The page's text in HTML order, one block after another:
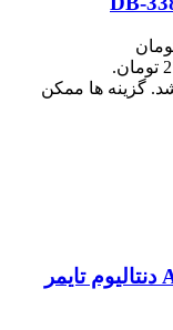
اصلی: 22,900,000 تومان
گزینه ها ممکن
آمالگاماتور کپسولی عاج طب AJTEB دنتالیوم تایمر